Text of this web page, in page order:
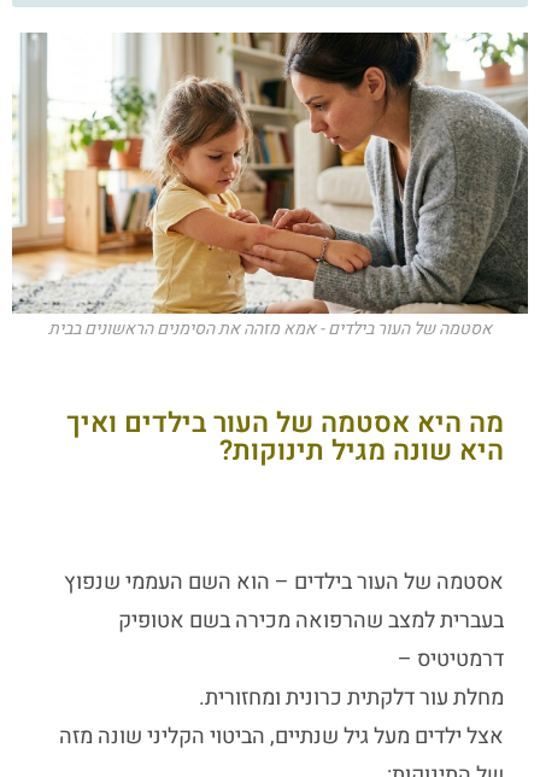
אסטמה של העור בילדים - אמא מזהה את הסימנים הראשונים בבית
מה היא אסטמה של העור בילדים ואיך
היא שונה מגיל תינוקות?
אסטמה של העור בילדים – הוא השם העממי שנפוץ
בעברית למצב שהרפואה מכירה בשם אטופיק
דרמטיטיס –
מחלת עור דלקתית כרונית ומחזורית.
אצל ילדים מעל גיל שנתיים, הביטוי הקליני שונה מזה